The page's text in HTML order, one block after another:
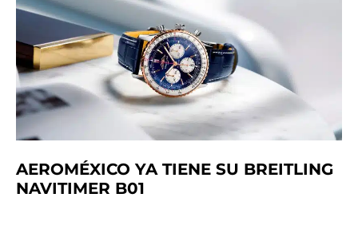
AEROMÉXICO YA TIENE SU BREITLING
NAVITIMER B01